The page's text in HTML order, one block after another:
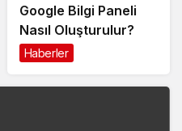
Google Bilgi Paneli
Nasıl Oluşturulur?
Haberler